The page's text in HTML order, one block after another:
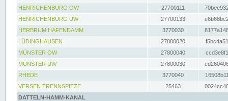
HENRICHENBURG OW
27700111
HENRICHENBURG UW
27700133
HERBRUM HAFENDAMM
3770030
LÜDINGHAUSEN
27800020
MÜNSTER OW
27800040
MÜNSTER UW
27800030
RHEDE
3770040
VERSEN TRENNSPITZE
25463
DATTELN-HAMM-KANAL